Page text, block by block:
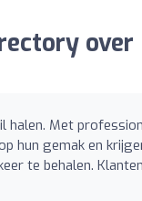
over
halen. Met
hun gemak en
te behalen.